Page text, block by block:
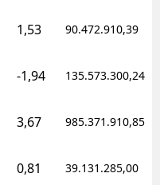
1,53 90.472.910,39
-1,94 135.573.300,24
3,67 985.371.910,85
0,81 39.131.285,00